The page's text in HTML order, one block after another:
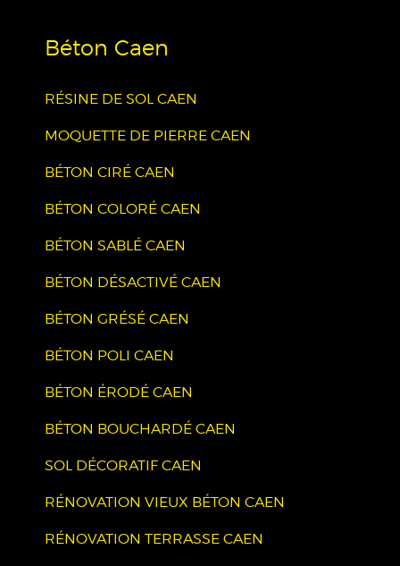
Béton Caen
RÉSINE DE SOL CAEN
MOQUETTE DE PIERRE CAEN
BÉTON CIRÉ CAEN
BÉTON COLORÉ CAEN
BÉTON SABLÉ CAEN
BÉTON DÉSACTIVÉ CAEN
BÉTON GRÉSÉ CAEN
BÉTON POLI CAEN
BÉTON ÉRODÉ CAEN
BÉTON BOUCHARDÉ CAEN
SOL DÉCORATIF CAEN
RÉNOVATION VIEUX BÉTON CAEN
RÉNOVATION TERRASSE CAEN